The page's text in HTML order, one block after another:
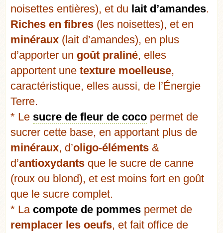
noisettes entières), et du lait d’amandes.
Riches en fibres (les noisettes), et en
minéraux (lait d’amandes), en plus
d’apporter un goût praliné, elles
apportent une texture moelleuse,
caractéristique, elles aussi, de l’Énergie
Terre.
* Le sucre de fleur de coco permet de
sucrer cette base, en apportant plus de
minéraux, d’oligo-éléments &
d’antioxydants que le sucre de canne
(roux ou blond), et est moins fort en goût
que le sucre complet.
* La compote de pommes permet de
remplacer les oeufs, et fait office de